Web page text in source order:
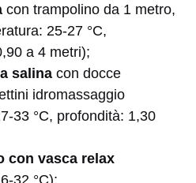
con trampolino da 1 metro,
25-27 °C,
a 4 metri);
salina con docce
idromassaggio
33 °C, profondità: 1,30
con vasca relax
32 °C);